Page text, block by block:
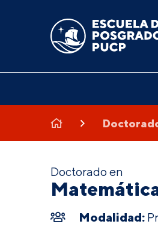
Doctorado en
Modalidad: